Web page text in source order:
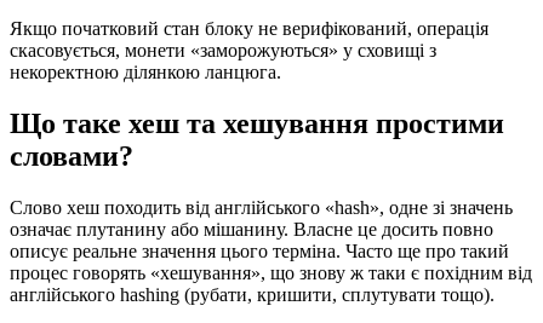
Якщо початковий стан блоку не верифікований, операція
скасовується, монети «заморожуються» у сховищі з
некоректною ділянкою ланцюга.
Що таке хеш та хешування простими
словами?
Слово хеш походить від англійського «hash», одне зі значень
означає плутанину або мішанину. Власне це досить повно
описує реальне значення цього терміна. Часто ще про такий
процес говорять «хешування», що знову ж таки є похідним від
англійського hashing (рубати, кришити, сплутувати тощо).